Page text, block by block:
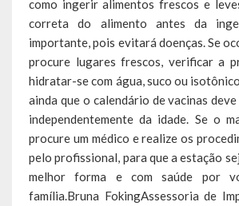
Publicações
Conselhos Municipais
Planos
Contas Públicas
Demonstrativos Contábeis
Prestação de Contas
como ingerir alimentos frescos e
correta do alimento antes da
importante, pois evitará doenças. Se
procure lugares frescos, verificar a
hidratar-se com água, suco ou
ainda que o calendário de vacinas
independentemente da idade. Se o
procure um médico e realize os
pelo profissional, para que a estação
melhor forma e com saúde por
família.Bruna FokingAssessoria de